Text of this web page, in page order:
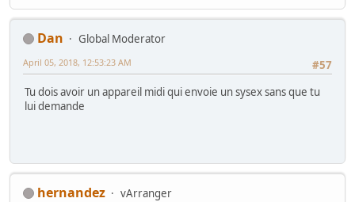
Dan
Global Moderator
#57
April 05, 2018, 12:53:23 AM
Tu dois avoir un appareil midi qui envoie un sysex sans que tu
lui demande
hernandez
vArranger